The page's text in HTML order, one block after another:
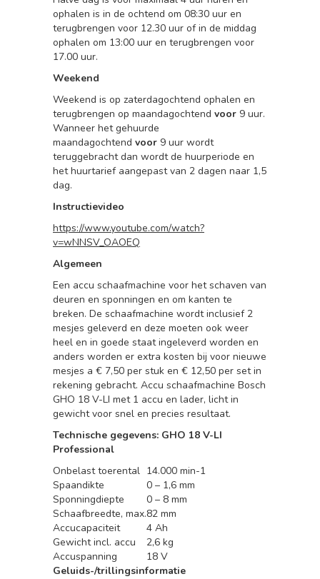
ophalen is in de ochtend om 08:30 uur en
terugbrengen voor 12.30 uur of in de middag
ophalen om 13:00 uur en terugbrengen voor
17.00 uur.
Weekend
Weekend is op zaterdagochtend ophalen en
terugbrengen op maandagochtend voor 9 uur.
Wanneer het gehuurde
maandagochtend voor 9 uur wordt
teruggebracht dan wordt de huurperiode en
het huurtarief aangepast van 2 dagen naar 1,5
dag.
Instructievideo
https://www.youtube.com/watch?
v=wNNSV_OAOEQ
Algemeen
Een accu schaafmachine voor het schaven van
deuren en sponningen en om kanten te
breken. De schaafmachine wordt inclusief 2
mesjes geleverd en deze moeten ook weer
heel en in goede staat ingeleverd worden en
anders worden er extra kosten bij voor nieuwe
mesjes a € 7,50 per stuk en € 12,50 per set in
rekening gebracht. Accu schaafmachine Bosch
GHO 18 V-LI met 1 accu en lader, licht in
gewicht voor snel en precies resultaat.
Technische gegevens: GHO 18 V-LI
Professional
Onbelast toerental 14.000 min-1
Spaandikte
0 – 1,6 mm
Sponningdiepte
0 – 8 mm
Schaafbreedte, max.82 mm
Accucapaciteit
4 Ah
Gewicht incl. accu
2,6 kg
Accuspanning
18 V
Geluids-/trillingsinformatie